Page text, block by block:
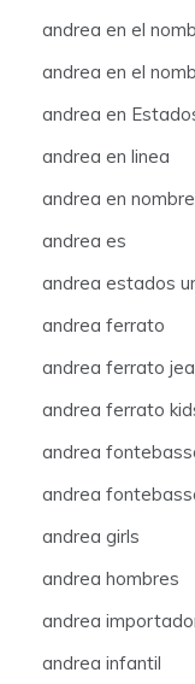
andrea en el
andrea en el
andrea en
andrea en linea
andrea en
andrea es
andrea estados
andrea ferrato
andrea ferrato
andrea ferrato
andrea
andrea
andrea girls
andrea hombres
andrea
andrea infantil